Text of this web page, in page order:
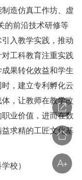
造仿真工作坊、虚
的前沿技术研修等
入教学实践，推动
工科教育注重实践
果转化效益和学生
，建立专利孵化云
，让教师在教学改
业价值，进而在数
求精的工匠文化基
校）